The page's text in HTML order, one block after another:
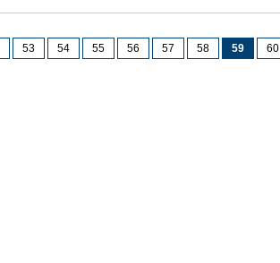
53 54 55 56 57 58 59 60